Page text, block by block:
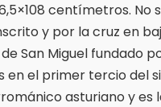
centímetros.
y por la cruz en
San Miguel fundado
en el primer tercio del
asturiano y